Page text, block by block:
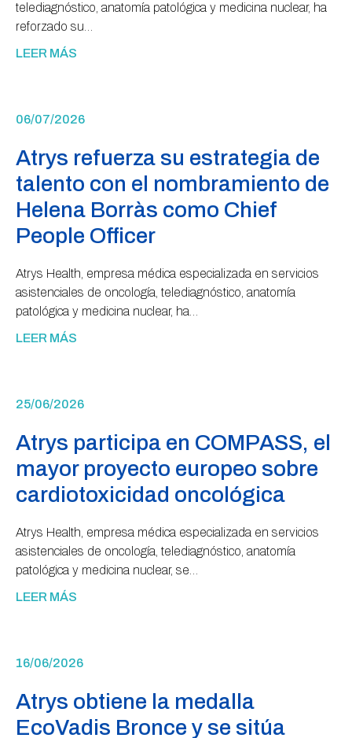
telediagnóstico, anatomía patológica y medicina nuclear, ha
reforzado su…
LEER MÁS
06/07/2026
Atrys refuerza su estrategia de
talento con el nombramiento de
Helena Borràs como Chief
People Officer
Atrys Health, empresa médica especializada en servicios
asistenciales de oncología, telediagnóstico, anatomía
patológica y medicina nuclear, ha…
LEER MÁS
25/06/2026
Atrys participa en COMPASS, el
mayor proyecto europeo sobre
cardiotoxicidad oncológica
Atrys Health, empresa médica especializada en servicios
asistenciales de oncología, telediagnóstico, anatomía
patológica y medicina nuclear, se…
LEER MÁS
16/06/2026
Atrys obtiene la medalla
EcoVadis Bronce y se sitúa